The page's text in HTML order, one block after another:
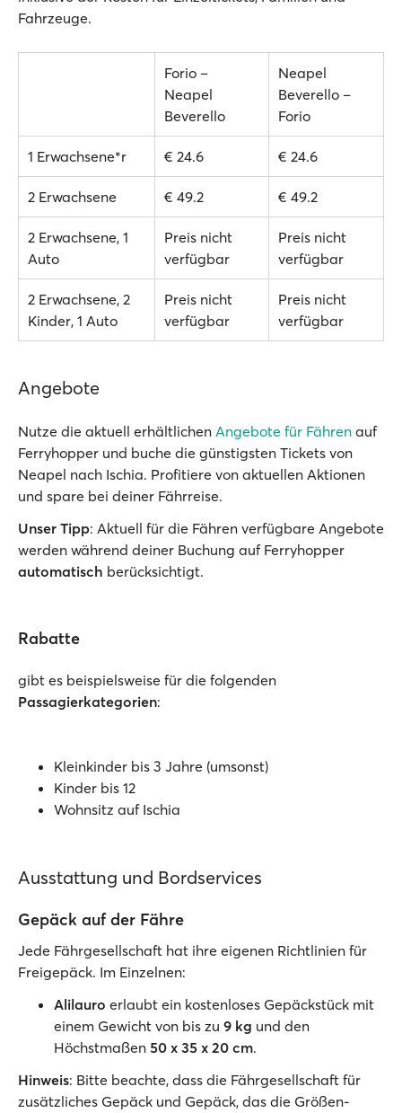
Fahrzeuge.
Forio –
Neapel
Beverello
Neapel
Beverello –
Forio
1 Erwachsene*r € 24.6 € 24.6
2 Erwachsene € 49.2 € 49.2
2 Erwachsene, 1
Auto
Preis nicht
verfügbar
Preis nicht
verfügbar
2 Erwachsene, 2
Kinder, 1 Auto
Preis nicht
verfügbar
Preis nicht
verfügbar
Angebote
Nutze die aktuell erhältlichen Angebote für Fähren auf
Ferryhopper und buche die günstigsten Tickets von
Neapel nach Ischia. Profitiere von aktuellen Aktionen
und spare bei deiner Fährreise.
Unser Tipp: Aktuell für die Fähren verfügbare Angebote
werden während deiner Buchung auf Ferryhopper
automatisch berücksichtigt.
Rabatte
gibt es beispielsweise für die folgenden
Passagierkategorien:
Kleinkinder bis 3 Jahre (umsonst)
Kinder bis 12
Wohnsitz auf Ischia
Ausstattung und Bordservices
Gepäck auf der Fähre
Jede Fährgesellschaft hat ihre eigenen Richtlinien für
Freigepäck. Im Einzelnen:
Alilauro erlaubt ein kostenloses Gepäckstück mit
einem Gewicht von bis zu 9 kg und den
Höchstmaßen 50 x 35 x 20 cm.
Hinweis: Bitte beachte, dass die Fährgesellschaft für
zusätzliches Gepäck und Gepäck, das die Größen-